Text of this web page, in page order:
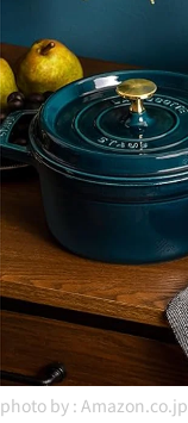
photo by : Amazon.co.jp